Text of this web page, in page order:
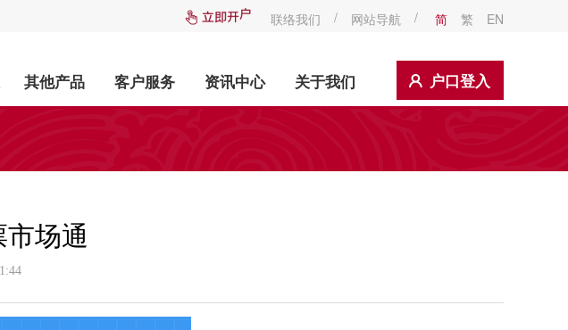
联络我们 / 网站导航 / 简 繁 EN
户口登入
其他产品 客户服务 资讯中心 关于我们
场通